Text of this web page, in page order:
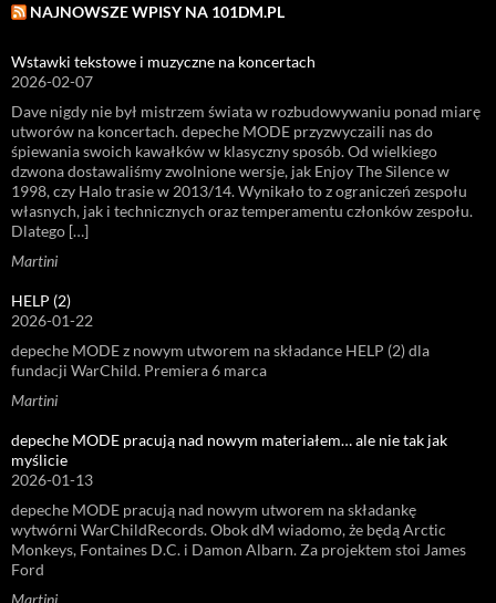
NAJNOWSZE WPISY NA 101DM.PL
Wstawki tekstowe i muzyczne na koncertach
2026-02-07
Dave nigdy nie był mistrzem świata w rozbudowywaniu ponad miarę
utworów na koncertach. depeche MODE przyzwyczaili nas do
śpiewania swoich kawałków w klasyczny sposób. Od wielkiego
dzwona dostawaliśmy zwolnione wersje, jak Enjoy The Silence w
1998, czy Halo trasie w 2013/14. Wynikało to z ograniczeń zespołu
własnych, jak i technicznych oraz temperamentu członków zespołu.
Dlatego […]
Martini
HELP (2)
2026-01-22
depeche MODE z nowym utworem na składance HELP (2) dla
fundacji WarChild. Premiera 6 marca
Martini
depeche MODE pracują nad nowym materiałem… ale nie tak jak
myślicie
2026-01-13
depeche MODE pracują nad nowym utworem na składankę
wytwórni WarChildRecords. Obok dM wiadomo, że będą Arctic
Monkeys, Fontaines D.C. i Damon Albarn. Za projektem stoi James
Ford